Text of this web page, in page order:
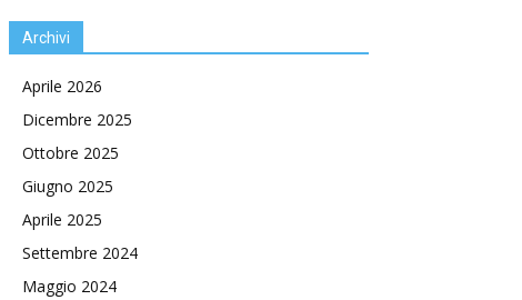
Archivi
Aprile 2026
Dicembre 2025
Ottobre 2025
Giugno 2025
Aprile 2025
Settembre 2024
Maggio 2024